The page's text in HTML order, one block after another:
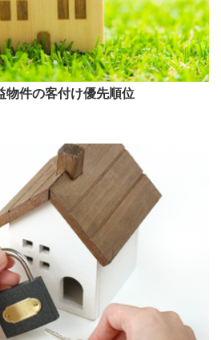
物件の客付け優先順位